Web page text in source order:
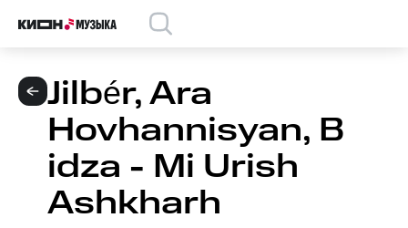
Jilbér, Ara
Hovhannisyan, B
idza - Mi Urish
Ashkharh